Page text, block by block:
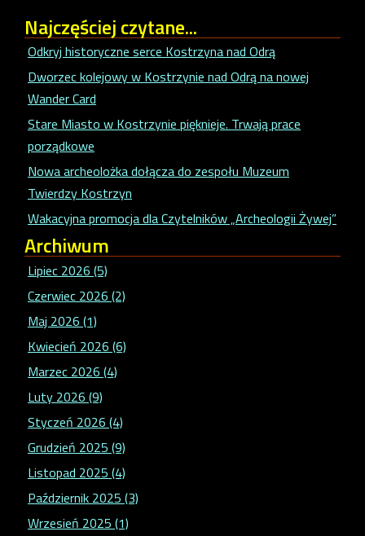
Najczęściejczytane...
Odkryj historyczne serce Kostrzyna nad Odrą
Dworzec kolejowy w Kostrzynie nad Odrą na nowej
Wander Card
Stare Miasto w Kostrzynie pięknieje. Trwają prace
porządkowe
Nowa archeolożka dołącza do zespołu Muzeum
Twierdzy Kostrzyn
Wakacyjna promocja dla Czytelników „Archeologii Żywej”
Archiwum
Lipiec 2026 (5)
Czerwiec 2026 (2)
Maj 2026 (1)
Kwiecień 2026 (6)
Marzec 2026 (4)
Luty 2026 (9)
Styczeń 2026 (4)
Grudzień 2025 (9)
Listopad 2025 (4)
Październik 2025 (3)
Wrzesień 2025 (1)